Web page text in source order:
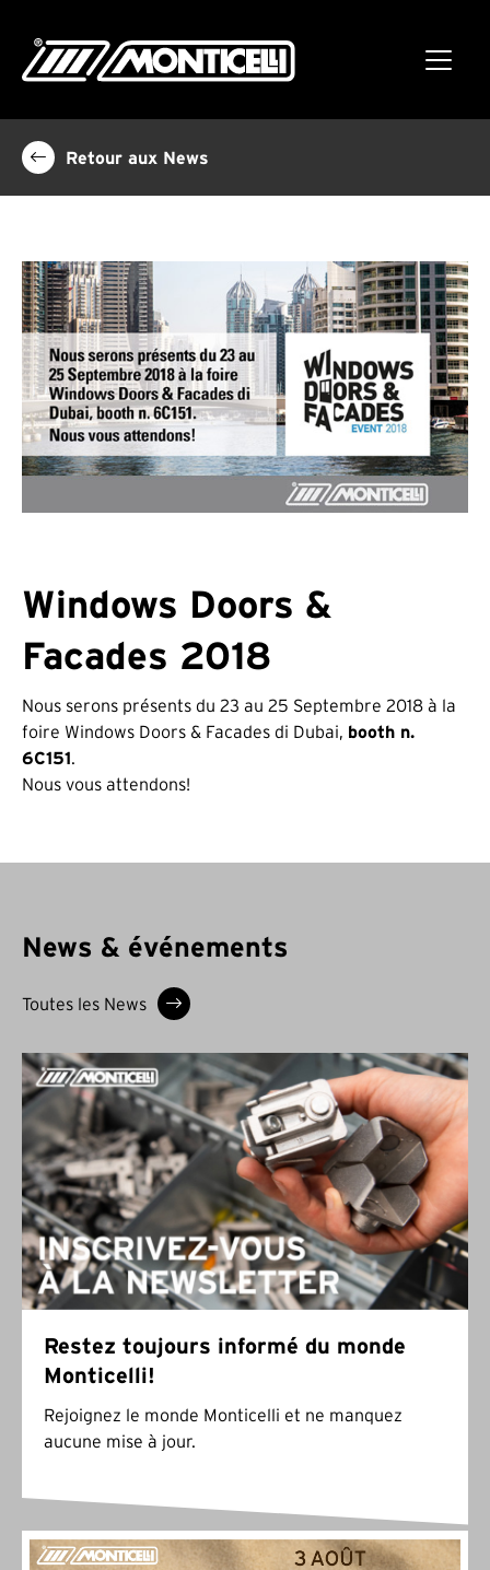
Retour aux News
Windows Doors &
Facades 2018
Nous serons présents du 23 au 25 Septembre 2018 à la
foire Windows Doors & Facades di Dubai, booth n.
6C151.
Nous vous attendons!
News & événements
Toutes les News
Restez toujours informé du monde
Monticelli!
Rejoignez le monde Monticelli et ne manquez
aucune mise à jour.